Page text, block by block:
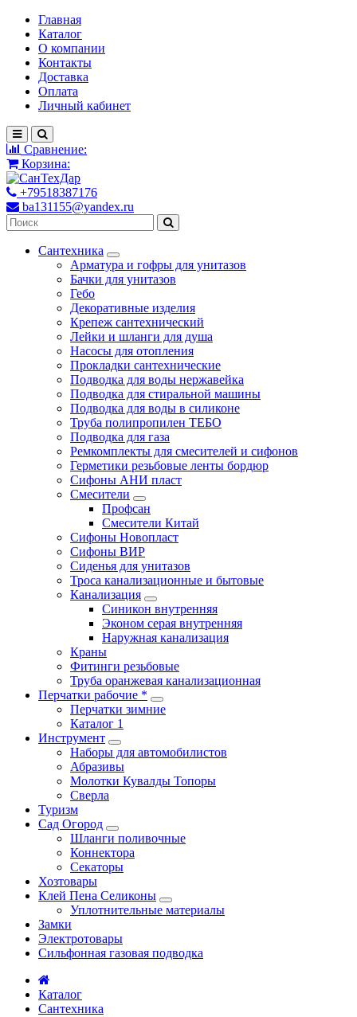
Главная
Каталог
О компании
Контакты
Доставка
Оплата
Личный кабинет
Сравнение:
Корзина:
+79518387176
ba131155@yandex.ru
Сантехника
Арматура и гофры для унитазов
Бачки для унитазов
Гебо
Декоративные изделия
Крепеж сантехнический
Лейки и шланги для душа
Насосы для отопления
Прокладки сантехнические
Подводка для воды нержавейка
Подводка для стиральной машины
Подводка для воды в силиконе
Труба полипропилен ТЕБО
Подводка для газа
Ремкомплекты для смесителей и сифонов
Герметики резьбовые ленты бордюр
Сифоны АНИ пласт
Смесители
Профсан
Смесители Китай
Сифоны Новопласт
Сифоны ВИР
Сиденья для унитазов
Троса канализационные и бытовые
Канализация
Синикон внутренняя
Эконом серая внутренняя
Наружная канализация
Краны
Фитинги резьбовые
Труба оранжевая канализационная
Перчатки рабочие *
Перчатки зимние
Каталог 1
Инструмент
Наборы для автомобилистов
Абразивы
Молотки Кувалды Топоры
Сверла
Туризм
Сад Огород
Шланги поливочные
Коннектора
Секаторы
Хозтовары
Клей Пена Селиконы
Уплотнительные материалы
Замки
Электротовары
Сильфонная газовая подводка
Каталог
Сантехника